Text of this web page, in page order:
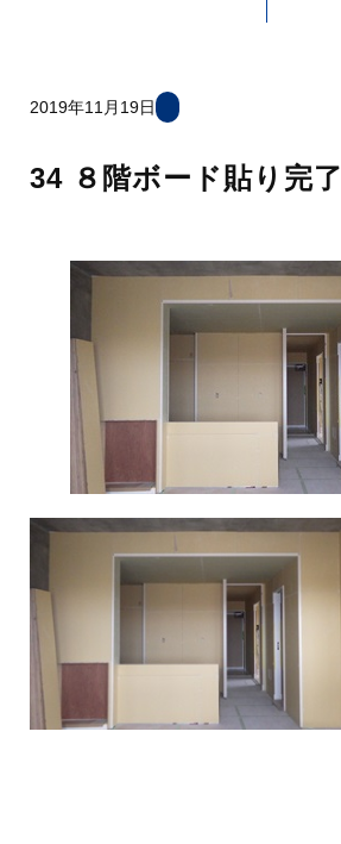
2019年11月19日
34 ８階ボード貼り完了